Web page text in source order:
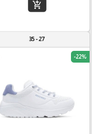
add_shopping_cart
27 - 35
-22%